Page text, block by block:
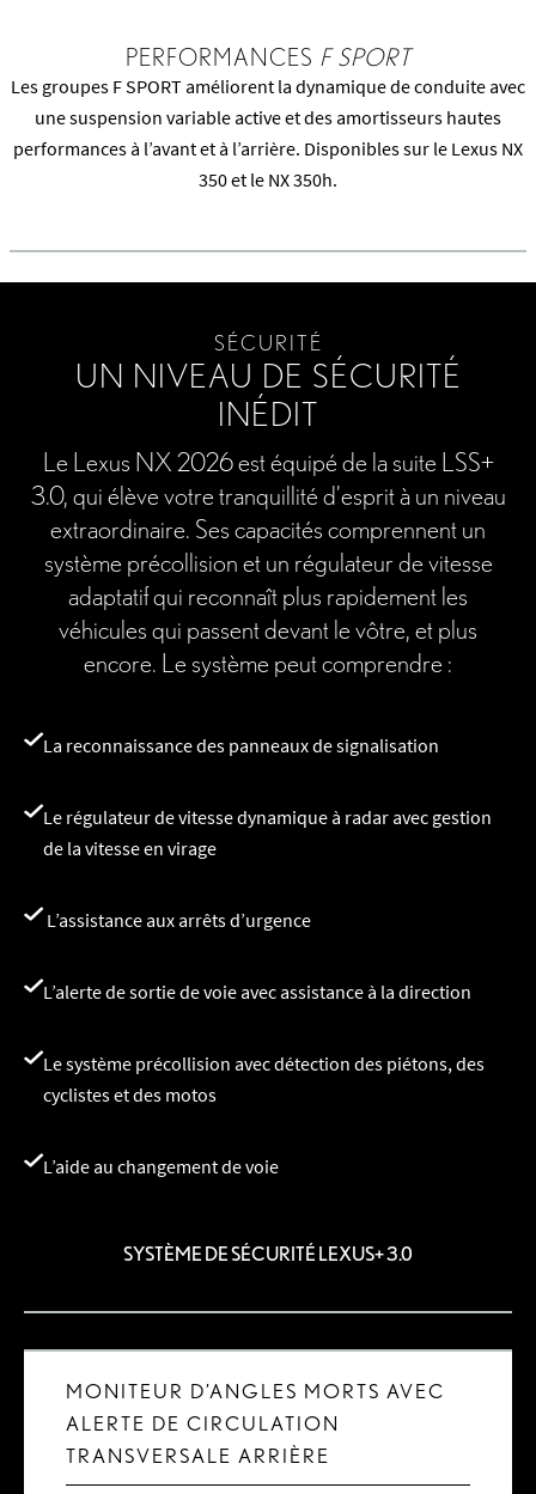
PERFORMANCES F SPORT
Les groupes F SPORT améliorent la dynamique de conduite avec
une suspension variable active et des amortisseurs hautes
performances à l’avant et à l’arrière. Disponibles sur le Lexus NX
350 et le NX 350h.
SÉCURITÉ
UN NIVEAU DE SÉCURITÉ
INÉDIT
Le Lexus NX 2026 est équipé de la suite LSS+
3.0, qui élève votre tranquillité d’esprit à un niveau
extraordinaire. Ses capacités comprennent un
système précollision et un régulateur de vitesse
adaptatif qui reconnaît plus rapidement les
véhicules qui passent devant le vôtre, et plus
encore. Le système peut comprendre :
La reconnaissance des panneaux de signalisation
Le régulateur de vitesse dynamique à radar avec gestion
de la vitesse en virage
L’assistance aux arrêts d’urgence
L’alerte de sortie de voie avec assistance à la direction
Le système précollision avec détection des piétons, des
cyclistes et des motos
L’aide au changement de voie
SYSTÈME DE SÉCURITÉ LEXUS+ 3.0
MONITEUR D’ANGLES MORTS AVEC
ALERTE DE CIRCULATION
TRANSVERSALE ARRIÈRE